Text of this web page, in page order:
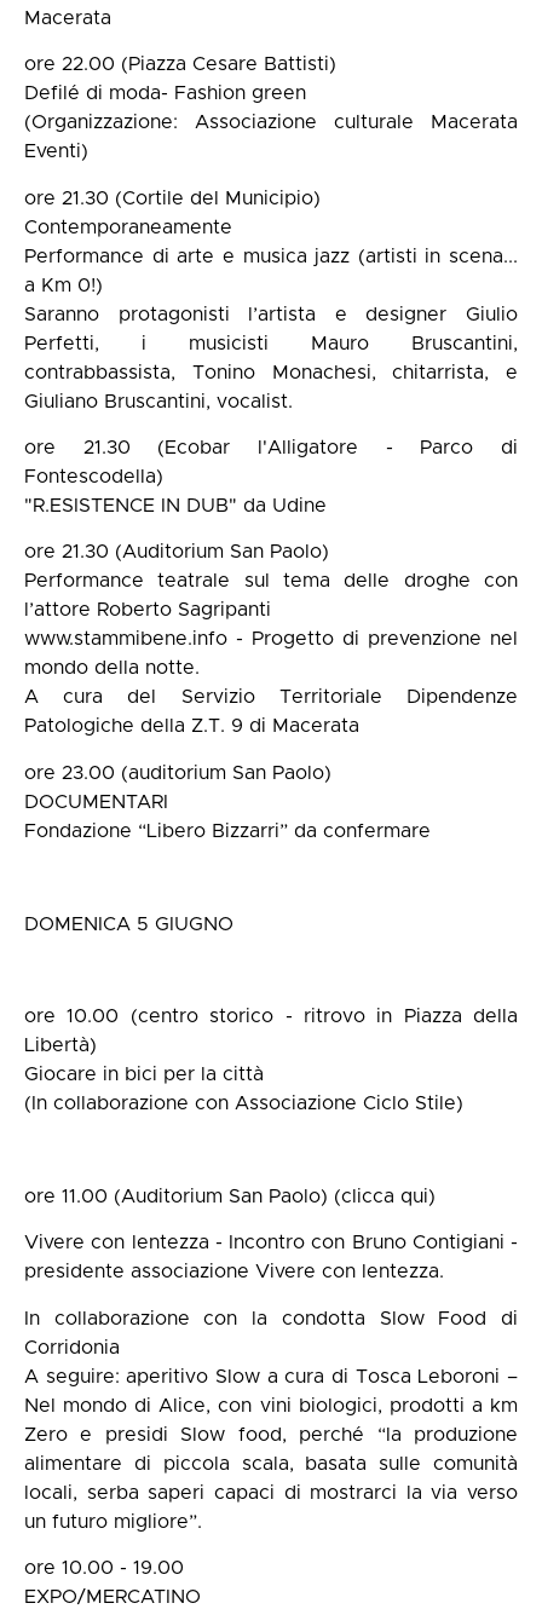
Macerata
ore 22.00 (Piazza Cesare Battisti)
Defilé di moda- Fashion green
(Organizzazione: Associazione culturale Macerata
Eventi)
ore 21.30 (Cortile del Municipio)
Contemporaneamente
Performance di arte e musica jazz (artisti in scena...
a Km 0!)
Saranno protagonisti l’artista e designer Giulio
Perfetti, i musicisti Mauro Bruscantini,
contrabbassista, Tonino Monachesi, chitarrista, e
Giuliano Bruscantini, vocalist.
ore 21.30 (Ecobar l'Alligatore - Parco di
Fontescodella)
"R.ESISTENCE IN DUB" da Udine
ore 21.30 (Auditorium San Paolo)
Performance teatrale sul tema delle droghe con
l’attore Roberto Sagripanti
www.stammibene.info - Progetto di prevenzione nel
mondo della notte.
A cura del Servizio Territoriale Dipendenze
Patologiche della Z.T. 9 di Macerata
ore 23.00 (auditorium San Paolo)
DOCUMENTARI
Fondazione “Libero Bizzarri” da confermare
DOMENICA 5 GIUGNO
ore 10.00 (centro storico - ritrovo in Piazza della
Libertà)
Giocare in bici per la città
(In collaborazione con Associazione Ciclo Stile)
ore 11.00 (Auditorium San Paolo) (clicca qui)
Vivere con lentezza - Incontro con Bruno Contigiani -
presidente associazione Vivere con lentezza.
In collaborazione con la condotta Slow Food di
Corridonia
A seguire: aperitivo Slow a cura di Tosca Leboroni –
Nel mondo di Alice, con vini biologici, prodotti a km
Zero e presidi Slow food, perché “la produzione
alimentare di piccola scala, basata sulle comunità
locali, serba saperi capaci di mostrarci la via verso
un futuro migliore”.
ore 10.00 - 19.00
EXPO/MERCATINO